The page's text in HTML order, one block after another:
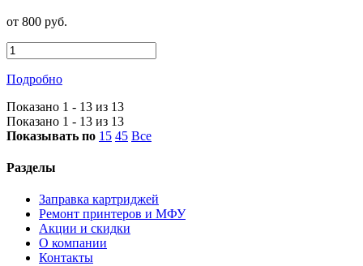
от 800 руб.
Подробно
Показано 1 - 13 из 13
Показано 1 - 13 из 13
Показывать по 15 45 Все
Разделы
Заправка картриджей
Ремонт принтеров и МФУ
Акции и скидки
О компании
Контакты